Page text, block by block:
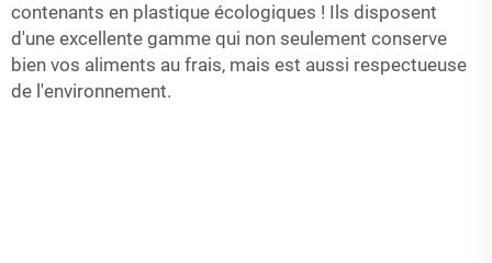
contenants en plastique écologiques ! Ils disposent
d'une excellente gamme qui non seulement conserve
bien vos aliments au frais, mais est aussi respectueuse
de l'environnement.